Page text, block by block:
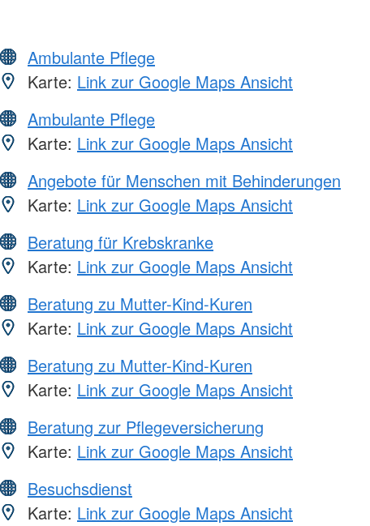
Ambulante Pflege
Karte: Link zur Google Maps Ansicht
Ambulante Pflege
Karte: Link zur Google Maps Ansicht
Angebote für Menschen mit Behinderungen
Karte: Link zur Google Maps Ansicht
Beratung für Krebskranke
Karte: Link zur Google Maps Ansicht
Beratung zu Mutter-Kind-Kuren
Karte: Link zur Google Maps Ansicht
Beratung zu Mutter-Kind-Kuren
Karte: Link zur Google Maps Ansicht
Beratung zur Pflegeversicherung
Karte: Link zur Google Maps Ansicht
Besuchsdienst
Karte: Link zur Google Maps Ansicht